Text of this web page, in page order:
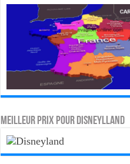
MEILLEUR PRIX POUR DISNEYLLAND